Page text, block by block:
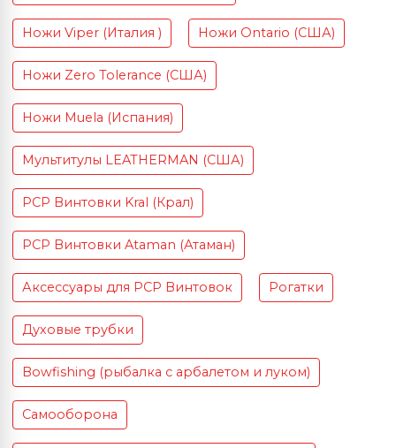
Ножи Viper (Италия ) Ножи Ontario (США)
Ножи Zero Tolerance (США)
Ножи Muela (Испания)
Мультитулы LEATHERMAN (США)
PCP Винтовки Kral (Крал)
PCP Винтовки Ataman (Атаман)
Аксессуары для PCP Винтовок Рогатки
Духовые трубки
Bowfishing (рыбалка с арбалетом и луком)
Самооборона